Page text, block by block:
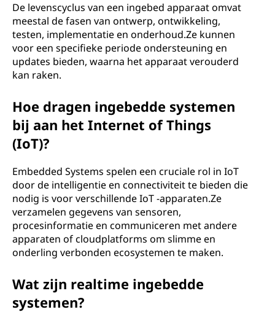
De levenscyclus van een ingebed apparaat omvat
meestal de fasen van ontwerp, ontwikkeling,
testen, implementatie en onderhoud.Ze kunnen
voor een specifieke periode ondersteuning en
updates bieden, waarna het apparaat verouderd
kan raken.
Hoe dragen ingebedde systemen
bij aan het Internet of Things
(IoT)?
Embedded Systems spelen een cruciale rol in IoT
door de intelligentie en connectiviteit te bieden die
nodig is voor verschillende IoT -apparaten.Ze
verzamelen gegevens van sensoren,
procesinformatie en communiceren met andere
apparaten of cloudplatforms om slimme en
onderling verbonden ecosystemen te maken.
Wat zijn realtime ingebedde
systemen?